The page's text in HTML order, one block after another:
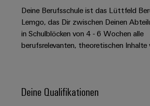
Gerätehersteller
Innovative
Verbindungslösungen
Geräte
Zukunftssicherheit
Systeme
und
Automatisierung
Stromversorgungen
Elektronikgehäuse
Überspannungsschutz
Support
Technischer
Support
Engineering
Presse
Unternehmensmeldungen
Fachpressemeldungen
Erfolgreiche
Karrierewege
Offene
Deine Berufsschule ist das Lüttfeld
Lemgo, das Dir zwischen Deinen
in Schulblöcken von 4 - 6 Wochen alle
berufsrelevanten, theoretischen
Deine Qualifikationen